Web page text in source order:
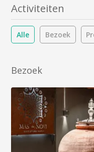
Activiteiten
Alle Bezoek
Bezoek